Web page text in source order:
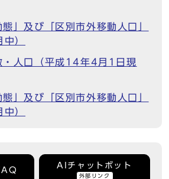
態」及び「区別市外移動人口」
）
・人口（平成14年4月1日現
態」及び「区別市外移動人口」
）
AIチャットボット
外部リンク